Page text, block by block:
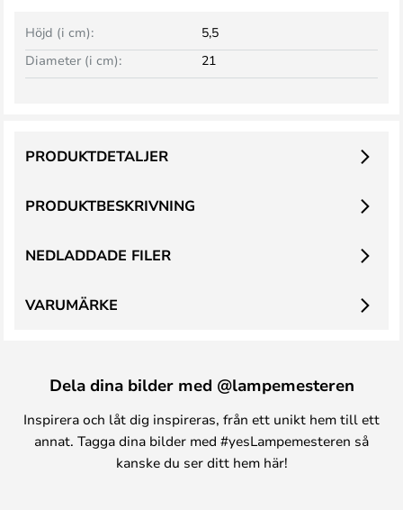
Höjd (i cm):
5,5
Diameter (i cm):
21
PRODUKTBESKRIVNING
PRODUKTDETALJER
NEDLADDADE FILER
VARUMÄRKE
Dela dina bilder med @lampemesteren
Inspirera och låt dig inspireras, från ett unikt hem till ett
annat. Tagga dina bilder med #yesLampemesteren så
kanske du ser ditt hem här!